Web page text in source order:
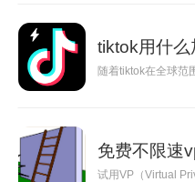
tiktok用什么
随着tiktok在全球范
免费不限速
试用VP（Virtual